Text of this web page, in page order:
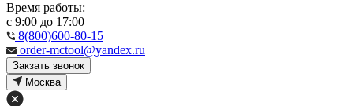
Время работы:
с 9:00 до 17:00
8(800)600-80-15
order-mctool@yandex.ru
Закзать звонок
Москва